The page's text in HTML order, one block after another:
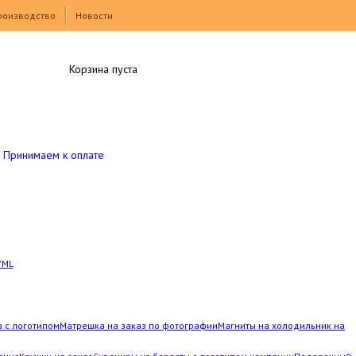
Новости
с логотипомМатрешка на заказ по фотографииМагниты на холодильник на
Принимаем к оплате
Корзина пуста